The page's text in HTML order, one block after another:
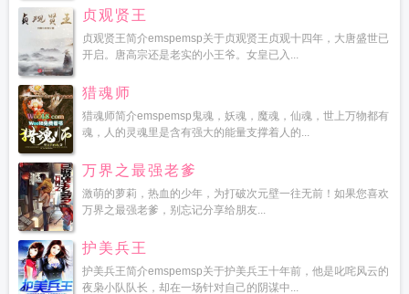
贞观贤王
贞观贤王简介emspemsp关于贞观贤王贞观十四年，大唐盛世已
开启。唐高宗还是老实的小王爷。女皇已入...
猎魂师
猎魂师简介emspemsp鬼魂，妖魂，魔魂，仙魂，世上万物都有
魂，人的灵魂里是含有强大的能量支撑着人的...
万界之最强老爹
激萌的萝莉，热血的少年，为打破次元壁一往无前！如果您喜欢
万界之最强老爹，别忘记分享给朋友...
护美兵王
护美兵王简介emspemsp关于护美兵王十年前，他是叱咤风云的
夜枭小队队长，却在一场针对自己的阴谋中...